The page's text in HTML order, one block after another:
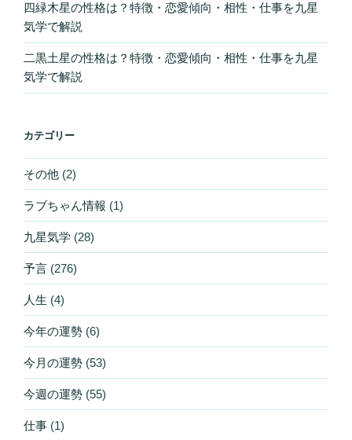
四緑木星の性格は？特徴・恋愛傾向・相性・仕事を九星
気学で解説
二黒土星の性格は？特徴・恋愛傾向・相性・仕事を九星
気学で解説
カテゴリー
その他 (2)
ラブちゃん情報 (1)
九星気学 (28)
予言 (276)
人生 (4)
今年の運勢 (6)
今月の運勢 (53)
今週の運勢 (55)
仕事 (1)